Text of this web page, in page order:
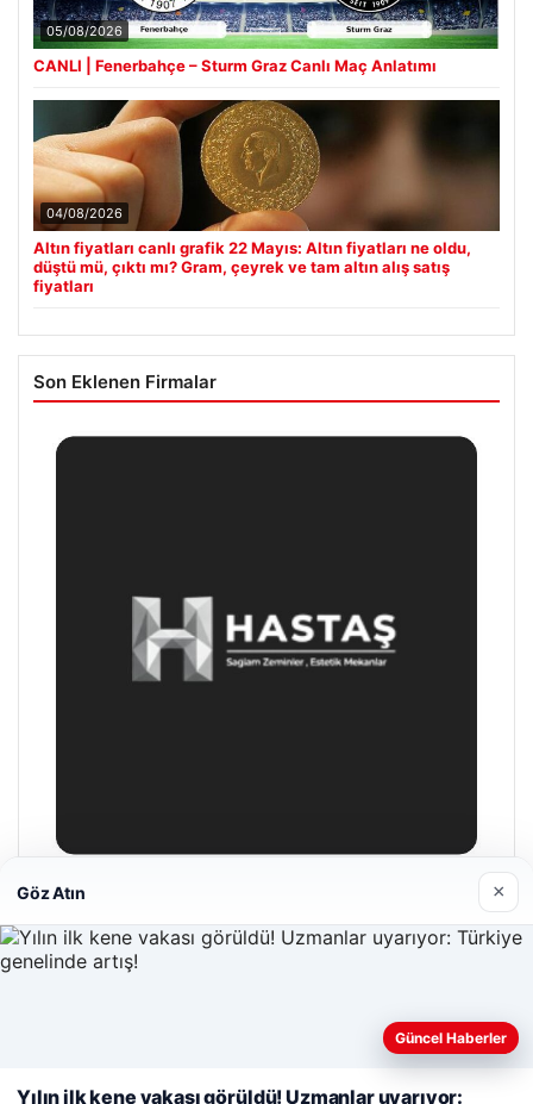
05/08/2026
CANLI | Fenerbahçe – Sturm Graz Canlı Maç Anlatımı
04/08/2026
Altın fiyatları canlı grafik 22 Mayıs: Altın fiyatları ne oldu,
düştü mü, çıktı mı? Gram, çeyrek ve tam altın alış satış
fiyatları
Son Eklenen Firmalar
Hastaş Beton
26/05/2026
Web sitemizi nasıl kullandığınızı daha iyi anlayabilmek,
Göz Atın ×
Güncel Haberler
Yılın ilk kene vakası görüldü! Uzmanlar uyarıyor: